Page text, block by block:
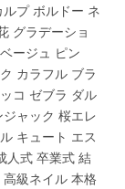
プ ボルドー ネ
グラデーショ
ージュ ピン
カラフル ブラ
コ ゼブラ ダル
ャック 桜エレ
キュート エス
人式 卒業式 結
級ネイル 本格